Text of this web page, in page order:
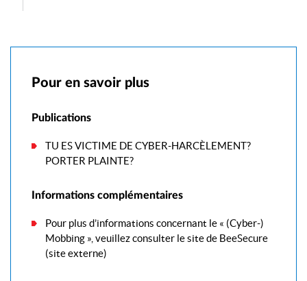
Pour en savoir plus
Publications
TU ES VICTIME DE CYBER-HARCÈLEMENT?
PORTER PLAINTE?
Informations complémentaires
Pour plus d’informations concernant le « (Cyber-)
Mobbing », veuillez consulter le site de BeeSecure
(site externe)